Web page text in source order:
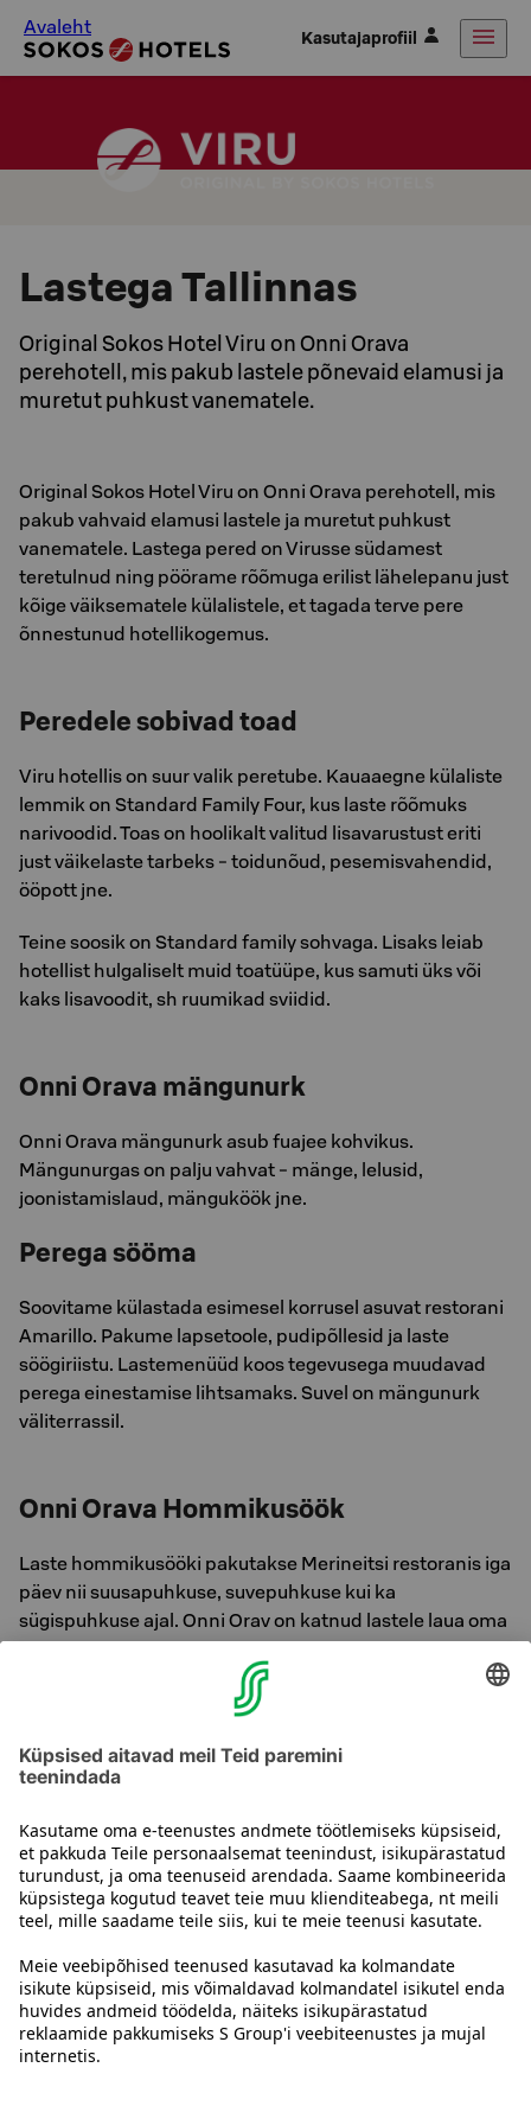
Avaleht Kasutajaprofiil
Lastega Tallinnas
Original Sokos Hotel Viru on Onni Orava
perehotell, mis pakub lastele põnevaid elamusi ja
muretut puhkust vanematele.
Original Sokos Hotel Viru on Onni Orava perehotell, mis
pakub vahvaid elamusi lastele ja muretut puhkust
vanematele. Lastega pered on Virusse südamest
teretulnud ning pöörame rõõmuga erilist lähelepanu just
kõige väiksematele külalistele, et tagada terve pere
õnnestunud hotellikogemus.
Peredele sobivad toad
Viru hotellis on suur valik peretube. Kauaaegne külaliste
lemmik on Standard Family Four, kus laste rõõmuks
narivoodid. Toas on hoolikalt valitud lisavarustust eriti
just väikelaste tarbeks - toidunõud, pesemisvahendid,
ööpott jne.
Teine soosik on Standard family sohvaga. Lisaks leiab
hotellist hulgaliselt muid toatüüpe, kus samuti üks või
kaks lisavoodit, sh ruumikad sviidid.
Onni Orava mängunurk
Onni Orava mängunurk asub fuajee kohvikus.
Mängunurgas on palju vahvat - mänge, lelusid,
joonistamislaud, mänguköök jne.
Perega sööma
Soovitame külastada esimesel korrusel asuvat restorani
Amarillo. Pakume lapsetoole, pudipõllesid ja laste
söögiriistu. Lastemenüüd koos tegevusega muudavad
perega einestamise lihtsamaks. Suvel on mängunurk
väliterrassil.
Onni Orava Hommikusöök
Laste hommikusööki pakutakse Merineitsi restoranis iga
päev nii suusapuhkuse, suvepuhkuse kui ka
sügispuhkuse ajal. Onni Orav on katnud lastele laua oma
maiuspaladega, nagu näiteks puuviljad, juurviljad,
šokolaadihelbed ja küpsised. Lapsed saavad alustada
hommikusööki tervisliku pudruga, mida pakutakse
Küsige vastuvõtust ka hotellipoolseid soovitusi
Võta meiega ühendust
Hotelli kontaktandmed
Klienditeeninduse kontaktandmed›
Tagasiside